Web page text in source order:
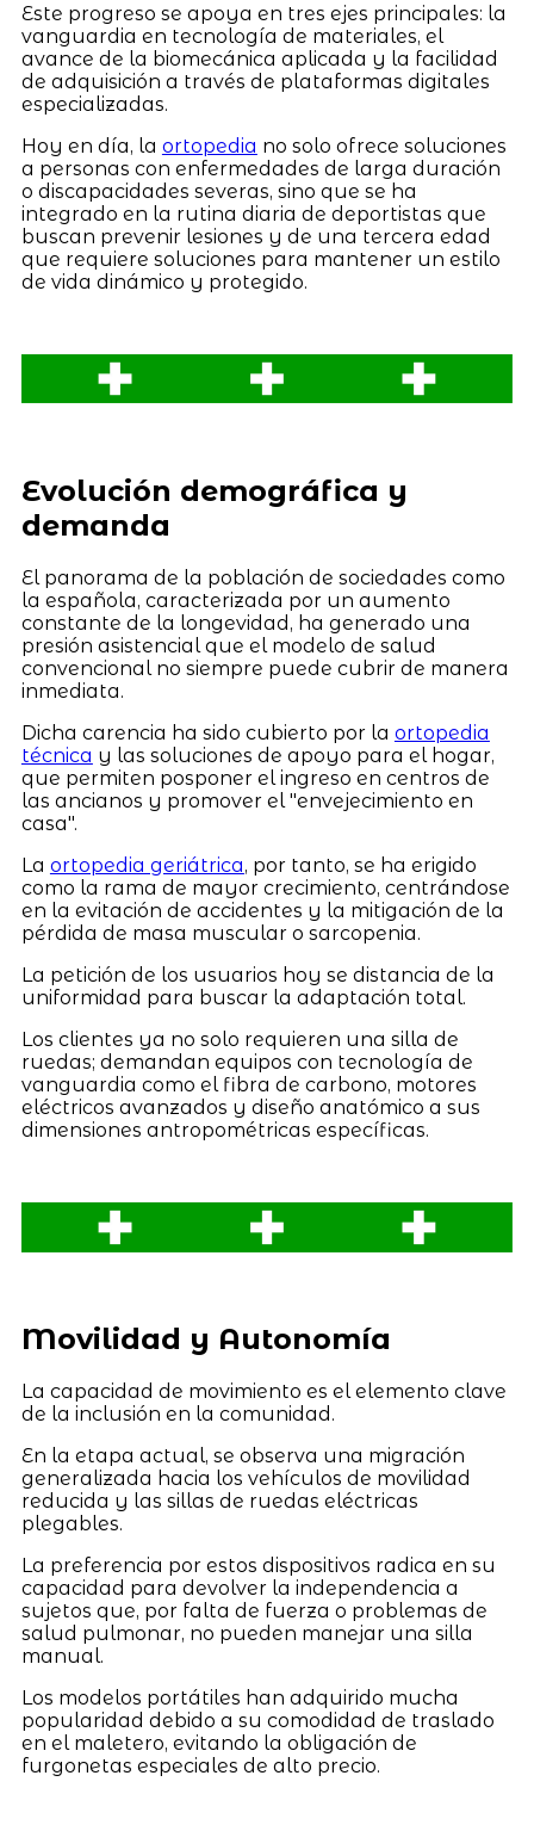
Este progreso se apoya en tres ejes principales: la
vanguardia en tecnología de materiales, el
avance de la biomecánica aplicada y la facilidad
de adquisición a través de plataformas digitales
especializadas.
Hoy en día, la ortopedia no solo ofrece soluciones
a personas con enfermedades de larga duración
o discapacidades severas, sino que se ha
integrado en la rutina diaria de deportistas que
buscan prevenir lesiones y de una tercera edad
que requiere soluciones para mantener un estilo
de vida dinámico y protegido.
Evolución demográfica y
demanda
El panorama de la población de sociedades como
la española, caracterizada por un aumento
constante de la longevidad, ha generado una
presión asistencial que el modelo de salud
convencional no siempre puede cubrir de manera
inmediata.
Dicha carencia ha sido cubierto por la ortopedia
técnica y las soluciones de apoyo para el hogar,
que permiten posponer el ingreso en centros de
las ancianos y promover el "envejecimiento en
casa".
La ortopedia geriátrica, por tanto, se ha erigido
como la rama de mayor crecimiento, centrándose
en la evitación de accidentes y la mitigación de la
pérdida de masa muscular o sarcopenia.
La petición de los usuarios hoy se distancia de la
uniformidad para buscar la adaptación total.
Los clientes ya no solo requieren una silla de
ruedas; demandan equipos con tecnología de
vanguardia como el fibra de carbono, motores
eléctricos avanzados y diseño anatómico a sus
dimensiones antropométricas específicas.
Movilidad y Autonomía
La capacidad de movimiento es el elemento clave
de la inclusión en la comunidad.
En la etapa actual, se observa una migración
generalizada hacia los vehículos de movilidad
reducida y las sillas de ruedas eléctricas
plegables.
La preferencia por estos dispositivos radica en su
capacidad para devolver la independencia a
sujetos que, por falta de fuerza o problemas de
salud pulmonar, no pueden manejar una silla
manual.
Los modelos portátiles han adquirido mucha
popularidad debido a su comodidad de traslado
en el maletero, evitando la obligación de
furgonetas especiales de alto precio.